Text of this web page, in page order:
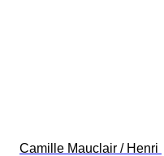
Camille Mauclair / Henri